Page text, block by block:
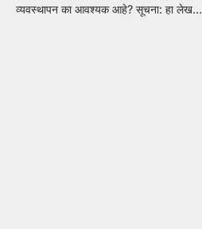
व्यवस्थापन का आवश्यक आहे? सूचना: हा लेख…